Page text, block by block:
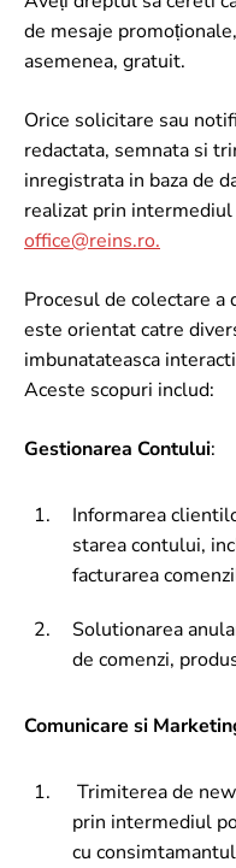
de mesaje
asemenea, gratuit.
Orice solicitare sau
redactata, semnata si
inregistrata in baza de
realizat prin
office@reins.ro.
Procesul de colectare a
este orientat catre
imbunatateasca
Aceste scopuri includ:
Gestionarea Contului:
Informarea
starea contului,
facturarea
Solutionarea
de comenzi,
Comunicare si
Trimiterea de
prin intermediul
cu